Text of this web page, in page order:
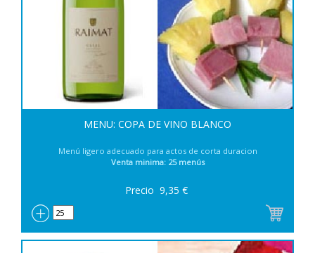
MENU: COPA DE VINO BLANCO
Menú ligero adecuado para actos de corta duracion
Venta minima: 25 menús
Precio 9,35 €